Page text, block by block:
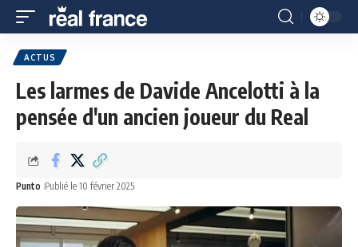
ACTUS
Les larmes de Davide Ancelotti à la
pensée d'un ancien joueur du Real
Punto Publié le 10 février 2025